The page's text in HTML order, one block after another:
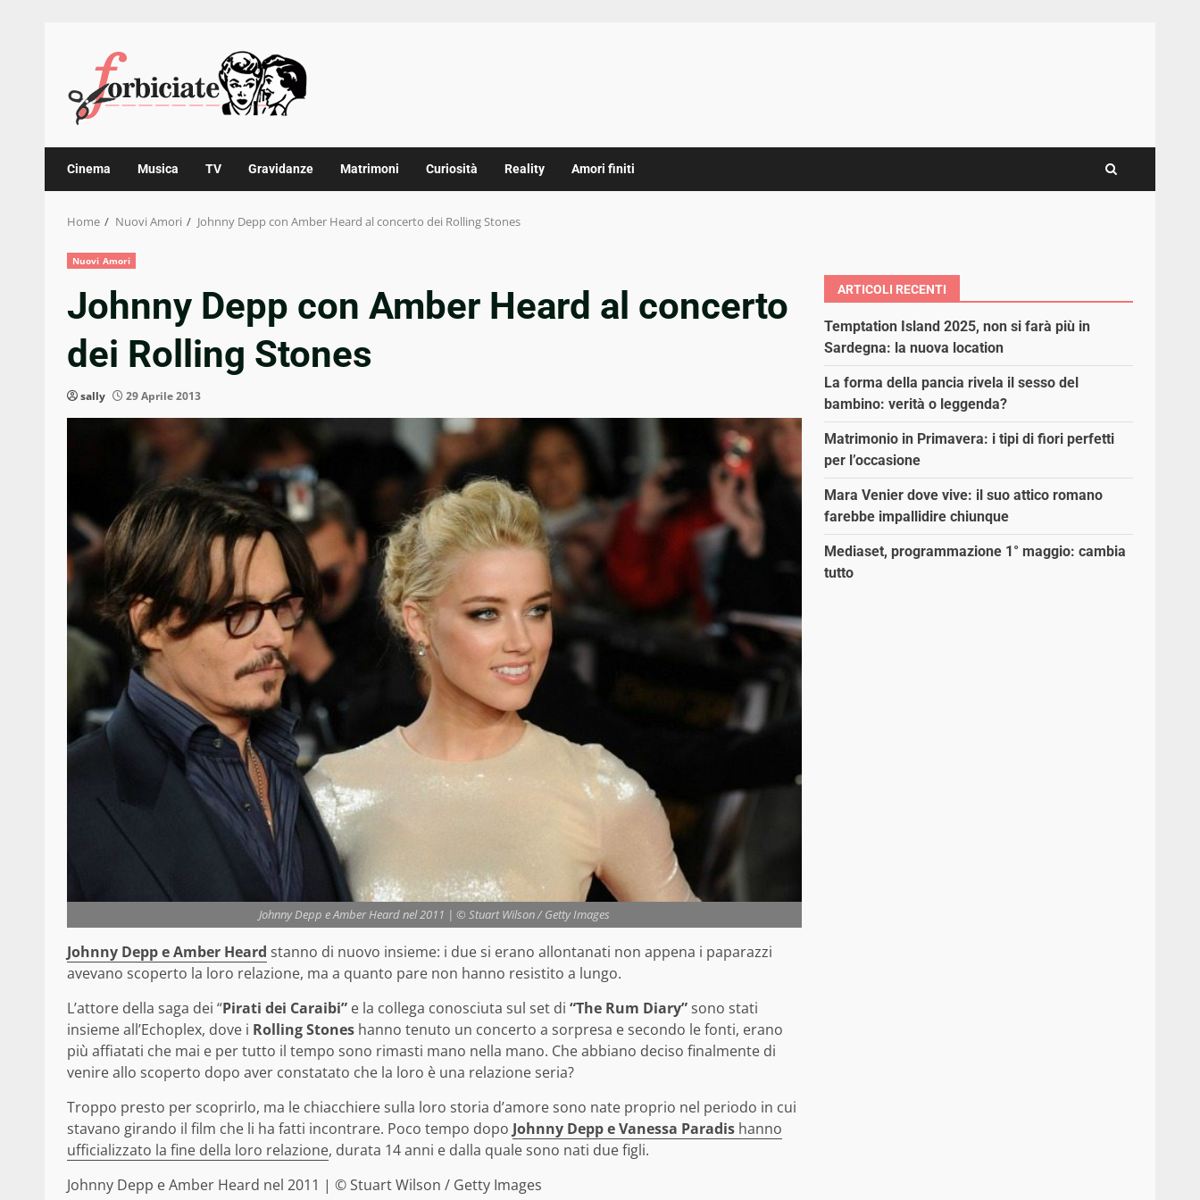
content
Cinema Musica TV Gravidanze Matrimoni Curiosità Reality Amori finiti
Home Nuovi Amori Johnny Depp con Amber Heard al concerto dei Rolling Stones
Nuovi Amori
Johnny Depp con Amber Heard al concerto
dei Rolling Stones
sally 29 Aprile 2013
Johnny Depp e Amber Heard nel 2011 | © Stuart Wilson / Getty Images
Johnny Depp e Amber Heard stanno di nuovo insieme: i due si erano allontanati non appena i paparazzi
avevano scoperto la loro relazione, ma a quanto pare non hanno resistito a lungo.
L’attore della saga dei “Pirati dei Caraibi” e la collega conosciuta sul set di “The Rum Diary”sono stati
insieme all’Echoplex, dove i Rolling Stones hanno tenuto un concerto a sorpresa e secondo le fonti, erano
più affiatati che mai e per tutto il tempo sono rimasti mano nella mano. Che abbiano deciso finalmente di
venire allo scoperto dopo aver constatato che la loro è una relazione seria?
Troppo presto per scoprirlo, ma le chiacchiere sulla loro storia d’amore sono nate proprio nel periodo in cui
stavano girando il film che li ha fatti incontrare. Poco tempo dopo Johnny Depp e Vanessa Paradis hanno
ufficializzato la fine della loro relazione, durata 14 anni e dalla quale sono nati due figli.
Johnny Depp e Amber Heard nel 2011 | © Stuart Wilson / Getty Images
ARTICOLI RECENTI
Temptation Island 2025, non si farà più in
Sardegna: la nuova location
La forma della pancia rivela il sesso del
bambino: verità o leggenda?
Matrimonio in Primavera: i tipi di fiori perfetti
per l’occasione
Mara Venier dove vive: il suo attico romano
farebbe impallidire chiunque
Mediaset, programmazione 1° maggio: cambia
tutto